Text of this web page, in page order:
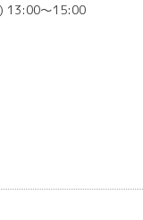
13:00～15:00